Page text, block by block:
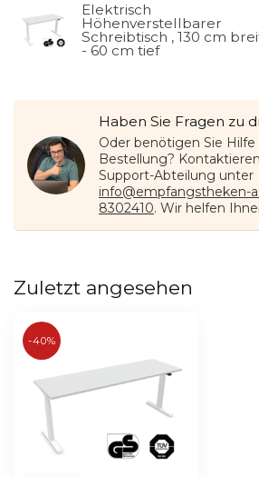
Elektrisch
Höhenverstellbarer
Schreibtisch , 130 cm
- 60 cm tief
Haben Sie Fragen zu
Oder benötigen Sie Hilfe
Bestellung?
Support-Abteilung unter
info@empfangstheken-
8302410. Wir helfen
Zuletzt angesehen
-40%